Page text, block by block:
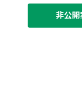
非公